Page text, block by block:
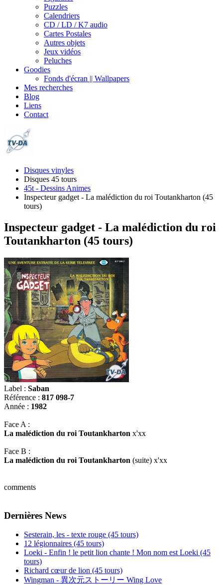
Puzzles
Calendriers
CD / LD / K7 audio
Cartes Postales
Autres objets
Jeux vidéos
Peluches
Goodies
Fonds d'écran || Wallpapers
Mes recherches
Blog
Liens
Contact
Disques vinyles
Disques 45 tours
45t - Dessins Animes
Inspecteur gadget - La malédiction du roi Toutankharton (45
tours)
Inspecteur gadget - La malédiction du roi
Toutankharton (45 tours)
Label : Saban
Référence : 817 098-7
Année : 1982
Face A :
La malédiction du roi Toutankharton x'xx
Face B :
La malédiction du roi Toutankharton (suite) x'xx
comments
Dernières News
Sesterain, les - texte rouge (45 tours)
12 légionnaires (45 tours)
Loeki - Enfin ! le petit lion chante ! Mon nom est Loeki (45
tours)
Richard cœur de lion (45 tours)
Wingman - 異次元ストーリー Wing Love